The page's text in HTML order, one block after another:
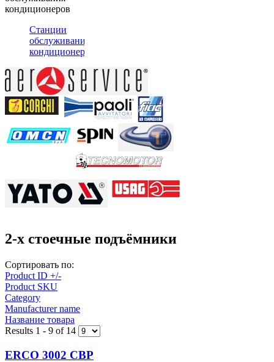
кондиционеров
Станции
обслуживания
кондиционеров
2-х стоечные подъёмники
Сортировать по:
Product ID +/-
Product SKU
Category
Manufacturer name
Название товара
Results 1 - 9 of 14
ERCO 3002 CBP